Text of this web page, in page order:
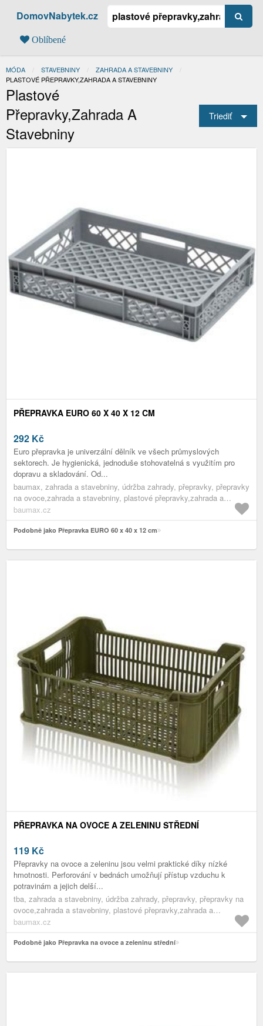
DomovNabytek.cz
Oblíbené
MÓDA STAVEBNINY
ZAHRADA A STAVEBNINY
AKTUÁLNÍ:
PLASTOVÉ PŘEPRAVKY,ZAHRADA A STAVEBNINY
Plastové
Přepravky,Zahrada A
Stavebniny
Triediť
PŘEPRAVKA EURO 60 X 40 X 12 CM
292 Kč
Euro přepravka je univerzální dělník ve všech průmyslových
sektorech. Je hygienická, jednoduše stohovatelná s využitím pro
dopravu a skladování. Od...
baumax, zahrada a stavebniny, údržba zahrady, přepravky, přepravky
na ovoce,zahrada a stavebniny, plastové přepravky,zahrada a
stavebniny, přepravky,zahrada a stavebniny, údržba zahrady,zahrada
baumax.cz
Podobně jako Přepravka EURO 60 x 40 x 12 cm
PŘEPRAVKA NA OVOCE A ZELENINU STŘEDNÍ
119 Kč
Přepravky na ovoce a zeleninu jsou velmi praktické díky nízké
hmotnosti. Perforování v bednách umožňují přístup vzduchu k
potravinám a jejich delší...
tba, zahrada a stavebniny, údržba zahrady, přepravky, přepravky na
ovoce,zahrada a stavebniny, plastové přepravky,zahrada a
stavebniny, přepravky,zahrada a stavebniny, pomocníci do
baumax.cz
Podobně jako Přepravka na ovoce a zeleninu střední